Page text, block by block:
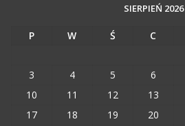
SIERPIEŃ 2026
P W Ś C
3
4 5 6
10
11 12 13
17
18 19 20